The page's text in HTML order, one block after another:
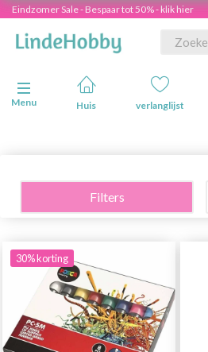
Eindzomer Sale - Bespaar tot 50% - klik hier
Navigatie in-/uitschakelen
Menu
Huis verlanglijst
Filters
30% korting